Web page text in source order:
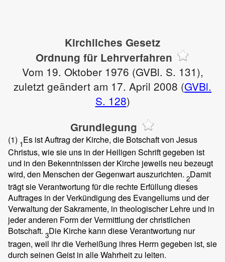
Kirchliches Gesetz
Ordnung für Lehrverfahren
Vom 19. Oktober 1976 (GVBl. S. 131),
zuletzt geändert am 17. April 2008 (GVBl.
S. 128)
Grundlegung
(1) 1Es ist Auftrag der Kirche, die Botschaft von Jesus
Christus, wie sie uns in der Heiligen Schrift gegeben ist
und in den Bekenntnissen der Kirche jeweils neu bezeugt
wird, den Menschen der Gegenwart auszurichten. 2Damit
trägt sie Verantwortung für die rechte Erfüllung dieses
Auftrages in der Verkündigung des Evangeliums und der
Verwaltung der Sakramente, in theologischer Lehre und in
jeder anderen Form der Vermittlung der christlichen
Botschaft. 3Die Kirche kann diese Verantwortung nur
tragen, weil ihr die Verheißung ihres Herrn gegeben ist, sie
durch seinen Geist in alle Wahrheit zu leiten.